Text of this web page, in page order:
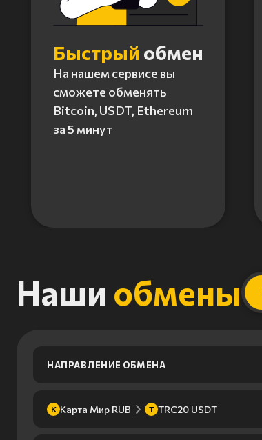
Быстрый обмен
На нашем сервисе вы
сможете обменять
Bitcoin, USDT, Ethereum
за 5 минут
Наши обмены
НАПРАВЛЕНИЕ ОБМЕНА
К Карта Мир RUB T TRC20 USDT